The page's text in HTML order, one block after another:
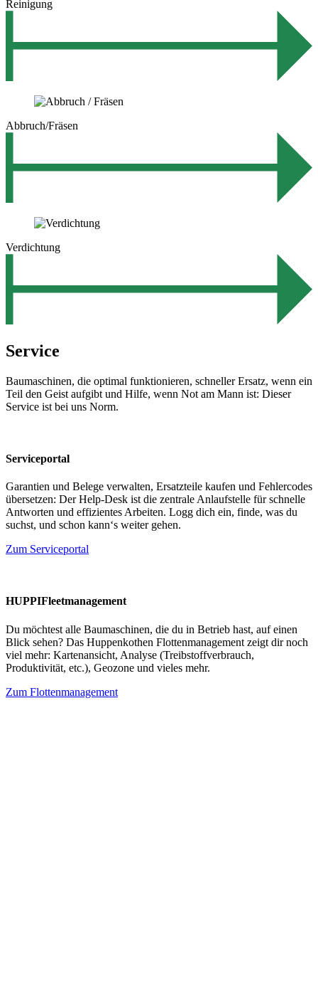
Reinigung
Abbruch/Fräsen
Verdichtung
Service
Baumaschinen, die optimal funktionieren, schneller Ersatz, wenn ein
Teil den Geist aufgibt und Hilfe, wenn Not am Mann ist: Dieser
Service ist bei uns Norm.
Serviceportal
Garantien und Belege verwalten, Ersatzteile kaufen und Fehlercodes
übersetzen: Der Help-Desk ist die zentrale Anlaufstelle für schnelle
Antworten und effizientes Arbeiten. Logg dich ein, finde, was du
suchst, und schon kann‘s weiter gehen.
Zum Serviceportal
HUPPIFleetmanagement
Du möchtest alle Baumaschinen, die du in Betrieb hast, auf einen
Blick sehen? Das Huppenkothen Flottenmanagement zeigt dir noch
viel mehr: Kartenansicht, Analyse (Treibstoffverbrauch,
Produktivität, etc.), Geozone und vieles mehr.
Zum Flottenmanagement